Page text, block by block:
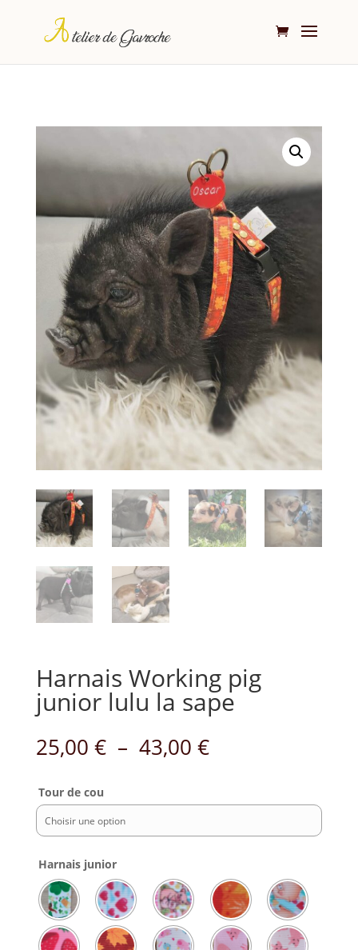
Harnais Working pig
junior lulu la sape
25,00 € – 43,00 €Plage
de
25,00 €
43,00 €
Tour de cou
Harnais junior